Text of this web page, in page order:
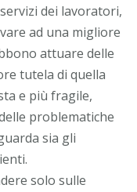
dei lavoratori,
ad una migliore
attuare delle
tutela di quella
e più fragile,
problematiche
sia gli
solo sulle